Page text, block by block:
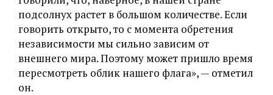
подсолнух растет в большом количестве. Если
говорить открыто, то с момента обретения
независимости мы сильно зависим от
внешнего мира. Поэтому может пришло время
пересмотреть облик нашего флага», — отметил
он.